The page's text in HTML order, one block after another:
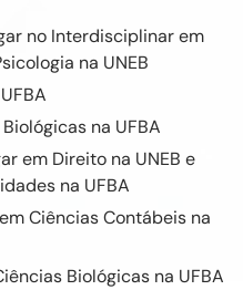
no Interdisciplinar em
na UNEB
na UFBA
em Direito na UNEB e
na UFBA
Ciências Contábeis na
Biológicas na UFBA